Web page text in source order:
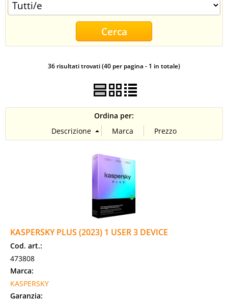
CONTATTI
36 risultati trovati (40 per pagina - 1 in totale)
Ordina per:
KASPERSKY PLUS (2023) 1 USER 3 DEVICE
Cod. art.:
473808
Marca:
KASPERSKY
Garanzia: